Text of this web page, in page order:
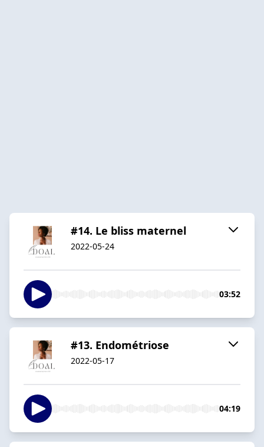
#14. Le bliss maternel
2022-05-24
03:52
#13. Endométriose
2022-05-17
04:19